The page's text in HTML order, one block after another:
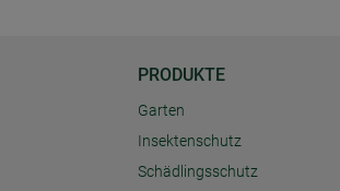
PRODUKTE
Garten
Insektenschutz
Schädlingsschutz